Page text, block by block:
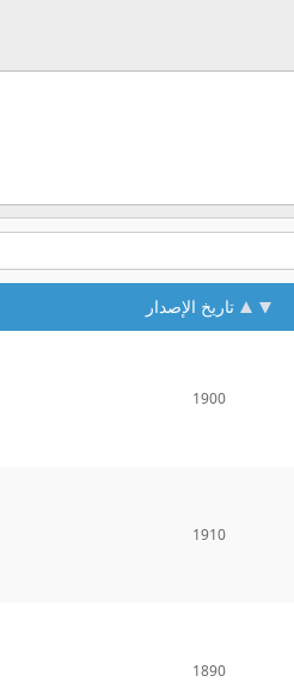
تاريخ الإصدار
1900
1910
1890